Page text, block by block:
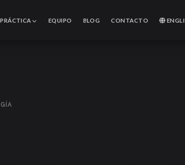
PRÁCTICA EQUIPO BLOG CONTACTO